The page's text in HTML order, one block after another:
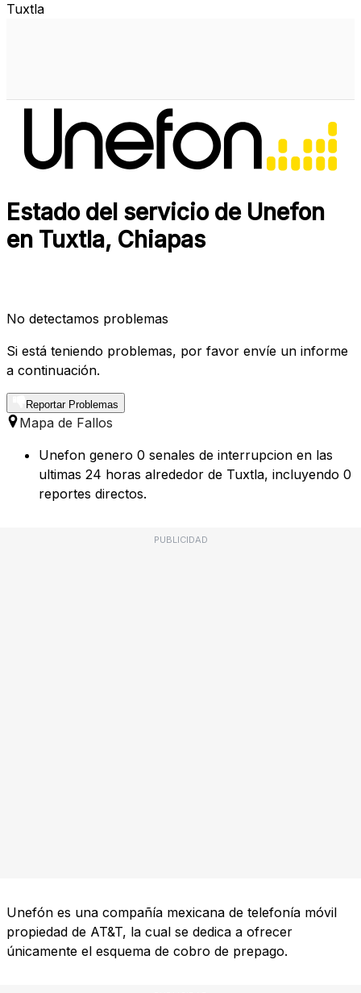
Tuxtla
Estado del servicio de Unefon
en Tuxtla, Chiapas
No detectamos problemas
Si está teniendo problemas, por favor envíe un informe
a continuación.
Reportar Problemas
Mapa de Fallos
Unefon genero 0 senales de interrupcion en las
ultimas 24 horas alrededor de Tuxtla, incluyendo 0
reportes directos.
PUBLICIDAD
Unefón es una compañía mexicana de telefonía móvil
propiedad de AT&T, la cual se dedica a ofrecer
únicamente el esquema de cobro de prepago.